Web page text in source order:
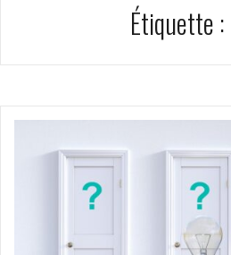
Étiquette :